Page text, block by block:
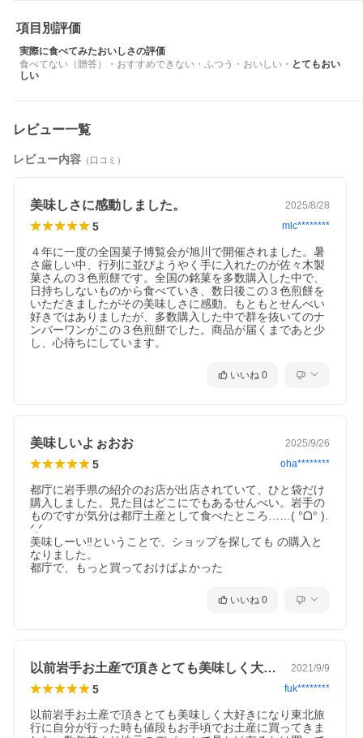
項目別評価
実際に食べてみたおいしさの評価
食べてない（贈答）
・ おすすめできない ・ ふつう ・ おいしい ・ とてもおい
しい
レビュー一覧
レビュー内容 （口コミ）
美味しさに感動しました。 2025/8/28
5 mlc********
４年に一度の全国菓子博覧会が旭川で開催されました。暑
さ厳しい中、行列に並びようやく手に入れたのが佐々木製
菓さんの３色煎餅です。全国の銘菓を多数購入した中で、
日持ちしないものから食べていき、数日後この３色煎餅を
いただきましたがその美味しさに感動。もともとせんべい
好きではありましたが、多数購入した中で群を抜いてのナ
ンバーワンがこの３色煎餅でした。商品が届くまであと少
し、心待ちにしています。
いいね 0
美味しいよぉおお 2025/9/26
5 oha********
都庁に岩手県の紹介のお店が出店されていて、ひと袋だけ
購入しました。見た目はどこにでもあるせんべい。岩手の
ものですが気分は都庁土産として食べたところ……( °‪ᗝ° ).
ᐟ‪‪‪.ᐟ‪‪‪
美味しーい‼️ということで、ショップを探しても の購入と
なりました。
いいね 0
以前岩手お土産で頂きとても美味しく大好… 2021/9/9
5 fuk********
以前岩手お土産で頂きとても美味しく大好きになり東北旅
行に自分が行った時も値段もお手頃でお土産に買ってきま